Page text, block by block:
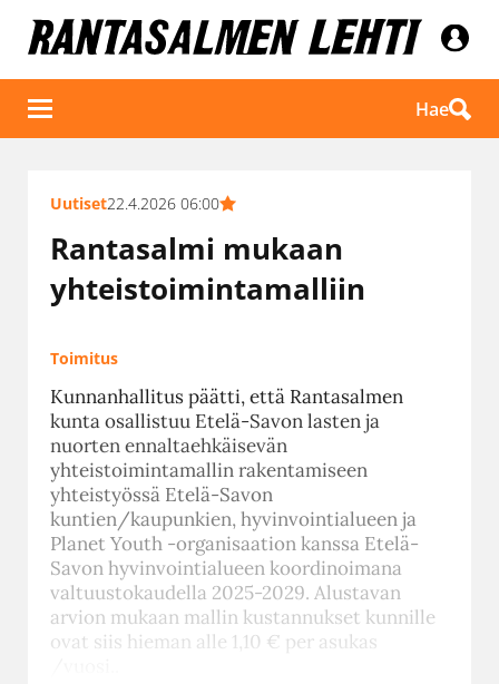
Hae
Uutiset22.4.2026 06:00
Rantasalmi mukaan
yhteistoimintamalliin
Toimitus
Kunnanhallitus päätti, että Rantasalmen
kunta osallistuu Etelä-Savon lasten ja
nuorten ennaltaehkäisevän
yhteistoimintamallin rakentamiseen
yhteistyössä Etelä-Savon
kuntien/kaupunkien, hyvinvointialueen ja
Planet Youth -organisaation kanssa Etelä-
Savon hyvinvointialueen koordinoimana
valtuustokaudella 2025-2029. Alustavan
arvion mukaan mallin kustannukset kunnille
ovat siis hieman alle 1,10 € per asukas